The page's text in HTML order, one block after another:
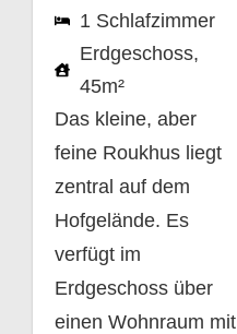
1 Schlafzimmer
Erdgeschoss,
45m²
Das kleine, aber
feine Roukhus liegt
zentral auf dem
Hofgelände. Es
verfügt im
Erdgeschoss über
einen Wohnraum mit